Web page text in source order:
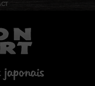
japonais